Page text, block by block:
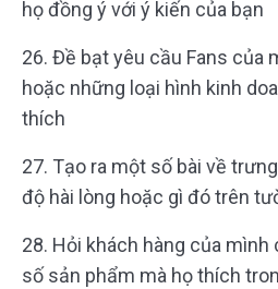
họ đồng ý với ý kiến của bạn
26. Đề bạt yêu cầu Fans của
hoặc những loại hình kinh
thích
27. Tạo ra một số bài về
độ hài lòng hoặc gì đó trên
28. Hỏi khách hàng của
số sản phẩm mà họ thích